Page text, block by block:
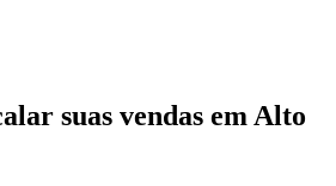
suas vendas em Alto